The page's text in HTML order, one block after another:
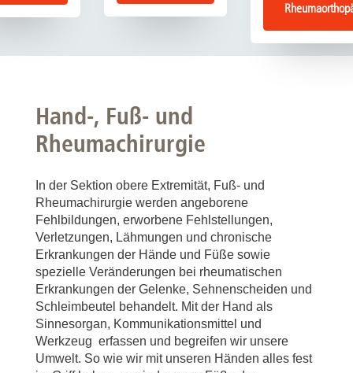
Hand-, Fuß- und
Rheumachirurgie
In der Sektion obere Extremität, Fuß- und
Rheumachirurgie werden angeborene
Fehlbildungen, erworbene Fehlstellungen,
Verletzungen, Lähmungen und chronische
Erkrankungen der Hände und Füße sowie
spezielle Veränderungen bei rheumatischen
Erkrankungen der Gelenke, Sehnenscheiden und
Schleimbeutel behandelt. Mit der Hand als
Sinnesorgan, Kommunikationsmittel und
Werkzeug erfassen und begreifen wir unsere
Umwelt. So wie wir mit unseren Händen alles fest